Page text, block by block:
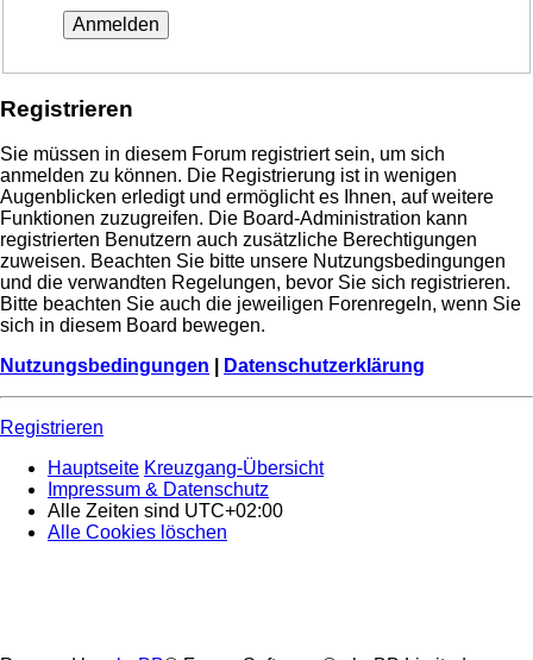
Registrieren
Sie müssen in diesem Forum registriert sein, um sich
anmelden zu können. Die Registrierung ist in wenigen
Augenblicken erledigt und ermöglicht es Ihnen, auf weitere
Funktionen zuzugreifen. Die Board-Administration kann
registrierten Benutzern auch zusätzliche Berechtigungen
zuweisen. Beachten Sie bitte unsere Nutzungsbedingungen
und die verwandten Regelungen, bevor Sie sich registrieren.
Bitte beachten Sie auch die jeweiligen Forenregeln, wenn Sie
sich in diesem Board bewegen.
Nutzungsbedingungen
Datenschutzerklärung
Registrieren
Hauptseite Kreuzgang-Übersicht
Impressum & Datenschutz
Alle Zeiten sind UTC+02:00
Alle Cookies löschen